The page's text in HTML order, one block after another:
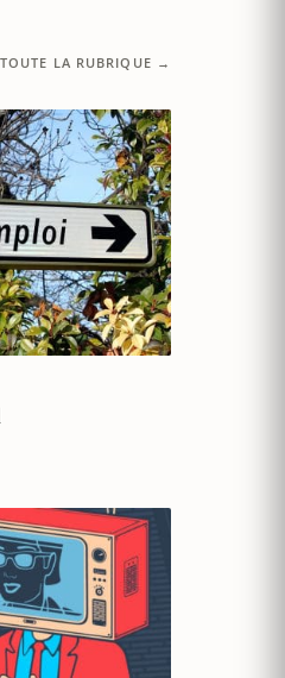
TOUTE LA RUBRIQUE →